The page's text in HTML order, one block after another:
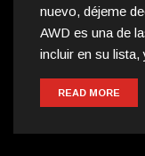
nuevo, déjeme
AWD es una de
incluir en su lista,
READ MORE